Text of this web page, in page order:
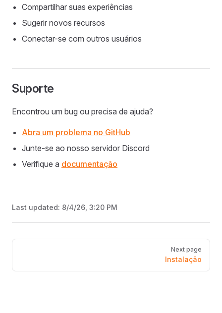
Compartilhar suas experiências
Sugerir novos recursos
Conectar-se com outros usuários
Suporte
Encontrou um bug ou precisa de ajuda?
Abra um problema no GitHub
Junte-se ao nosso servidor Discord
Verifique a documentação
Last updated: 8/4/26, 3:20 PM
Pager
Next page
Instalação